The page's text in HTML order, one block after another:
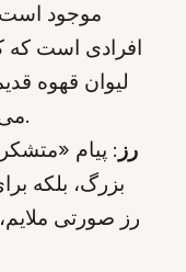
موجود
افرادی است که
لیوان قهوه
می‌دارد، میخک انتخاب اوست.
رز : پیام
بزرگ، بلکه
رز صورتی